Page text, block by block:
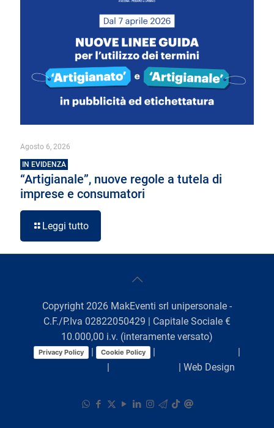
Agosto 6, 2026
IN EVIDENZA
“Artigianale”, nuove regole a tutela di
imprese e consumatori
Leggi tutto
Copyright 2026 MakEventi srl unipersonale -
C.F./P.Iva 02822050429 | Capitale Sociale €
10.000,00 i.v. (interamente versato)
Privacy Policy | Cookie Policy |
|
|
| Web Design